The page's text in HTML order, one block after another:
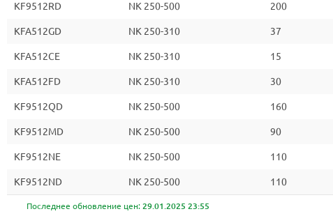
KF9512RD NK 250-500 200
KFA512GD NK 250-310 37
KFA512CE NK 250-310 15
KFA512FD NK 250-310 30
KF9512QD NK 250-500 160
KF9512MD NK 250-500 90
KF9512NE NK 250-500 110
KF9512ND NK 250-500 110
Последнее обновление цен: 29.01.2025 23:55